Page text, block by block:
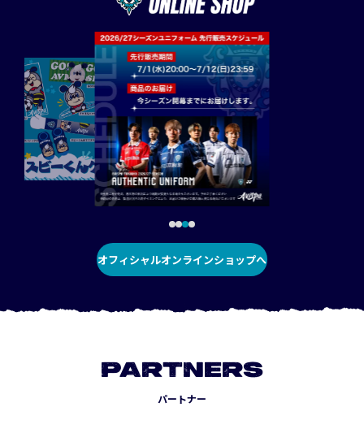
オフィシャルオンラインショップへ
PARTNERS
パートナー